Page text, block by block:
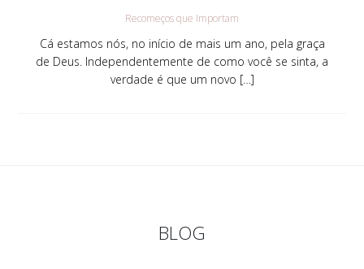
Recomeços que Importam
Cá estamos nós, no início de mais um ano, pela graça
de Deus. Independentemente de como você se sinta, a
verdade é que um novo […]
BLOG